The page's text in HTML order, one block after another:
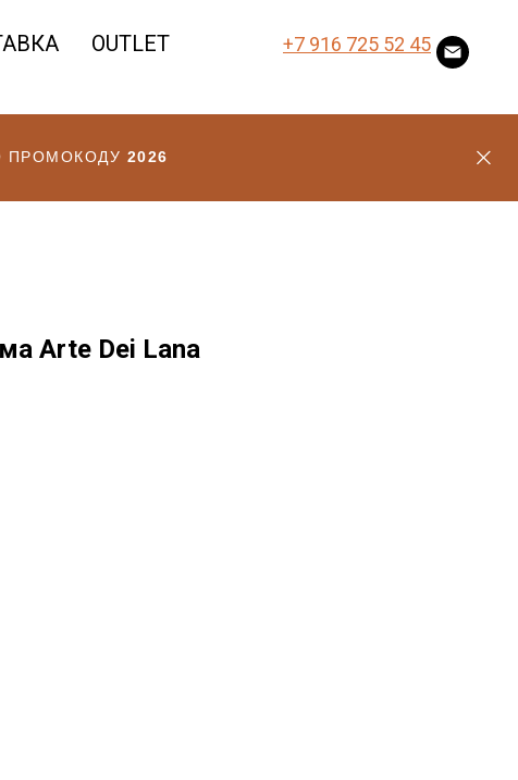
OUTLET +7 916 725 52 45
ПРОМОКОДУ 2026
Arte Dei Lana